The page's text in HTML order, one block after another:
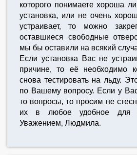
которого понимаете хороша
установка, или не очень
устраивает, то можно
оставшиеся свободные
мы бы оставили на всякий
Если установка Вас не
причине, то её необходимо
снова тестировать на льду.
по Вашему вопросу. Если у
то вопросы, то просим не
их в любое удобное
Уважением, Людмила.